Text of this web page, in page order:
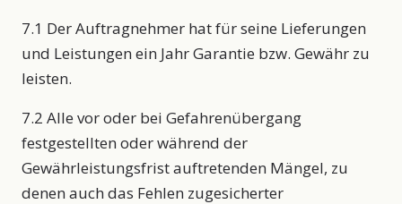
7.1 Der Auftragnehmer hat für seine Lieferungen
und Leistungen ein Jahr Garantie bzw. Gewähr zu
leisten.
7.2 Alle vor oder bei Gefahrenübergang
festgestellten oder während der
Gewährleistungsfrist auftretenden Mängel, zu
denen auch das Fehlen zugesicherter